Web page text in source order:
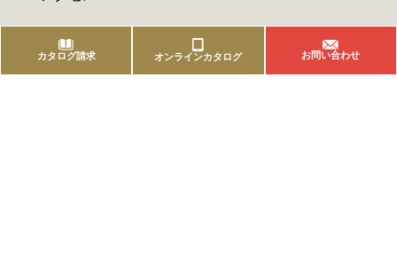
カタログ請求 オンラインカタログ お問い合わせ